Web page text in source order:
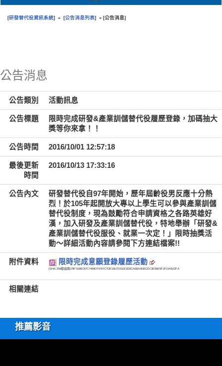
[研發替代役資訊系統] » [公告消息列表] » [公告消息]
公告消息
公告類別 活動訊息
公告標題
限時完成研發&產業訓儲替代役履歷登錄，加碼抽大
獎等你來拿！！
公告時間 2016/10/01 12:57:18
最後更新
時間
2016/10/13 17:33:16
公告內文
研發替代役自97年開始，歷年屆齡役男反應十分熱
烈！於105年起開放大專以上學生可以參與產業訓儲
替代役制度，現為鼓勵符合申請資格之各路英雄好
漢，加入研發及產業訓儲替代役，特地舉辦「研發&
產業訓儲替代役服役、就業一次定！」限時抽獎活
動～詳細活動內容請參閱下方連結檔案!!
附件資料 限時完成意願登錄履歷活動
(SHA-256驗證碼)78F3186C87C7469D74767C7DE16D7D310C833CA68A4DBCEC3E96E9F2FDA5D2FA
相關連結
推薦影音